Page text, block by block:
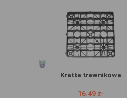
Kratka trawnikowa
16.49 zł